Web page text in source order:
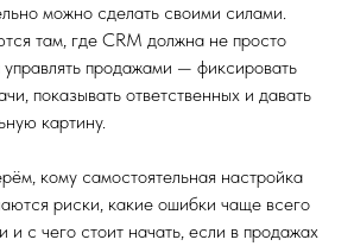
можно сделать своими силами.
там, где CRM должна не просто
управлять продажами — фиксировать
показывать ответственных и давать
картину.
кому самостоятельная настройка
риски, какие ошибки чаще всего
и с чего стоит начать, если в продажах